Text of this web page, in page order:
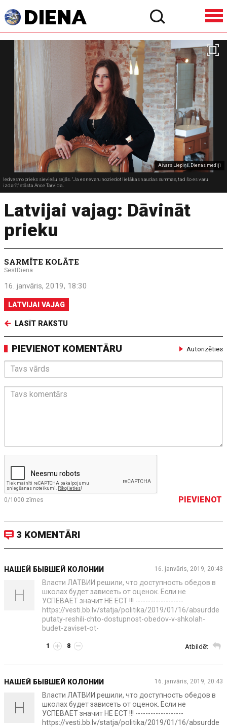
Aivars Liepiņš, Dienas mediji
Iedvesmo prieks sieviešu sejās. "Ja es nevaru noziedot lielākas naudas summas, tad šo es varu
izdarīt," stāsta Ance Tarvida.
Latvijai vajag: Dāvināt
prieku
SARMĪTE KOLĀTE
SestDiena
16. janvāris, 2019, 18:30
LATVIJAI VAJAG
LASĪT RAKSTU
Autorizēties
PIEVIENOT KOMENTĀRU
0/1000 zīmes PIEVIENOT
3 KOMENTĀRI
16. janvāris, 2019, 20:43
НАШЕЙ БЫВШЕЙ КОЛОНИИ
Н
Власти ЛАТВИИ решили, что доступность обедов в
школах будет зависеть от оценок. Если не
УСПЕВАЕТ значит НЕ ЕСТ !!! -------------------
https://vesti.bb.lv/statja/politika/2019/01/16/absurdde
putaty-reshili-chto-dostupnost-obedov-v-shkolah-
budet-zaviset-ot-
Atbildēt
1 8
16. janvāris, 2019, 20:43
НАШЕЙ БЫВШЕЙ КОЛОНИИ
Н
Власти ЛАТВИИ решили, что доступность обедов в
школах будет зависеть от оценок. Если не
УСПЕВАЕТ значит НЕ ЕСТ !!! -------------------
https://vesti.bb.lv/statja/politika/2019/01/16/absurdde